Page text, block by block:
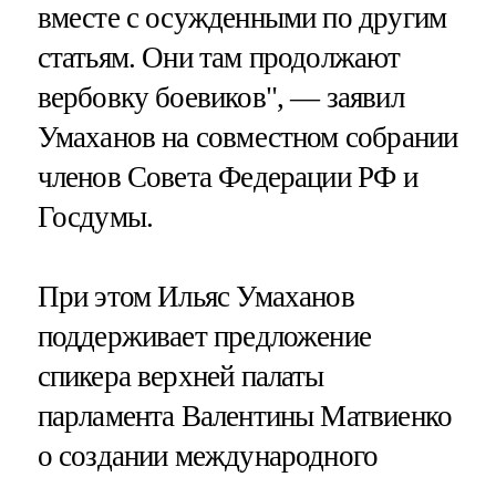
вместе с осужденными по другим
статьям. Они там продолжают
вербовку боевиков", — заявил
Умаханов на совместном собрании
членов Совета Федерации РФ и
Госдумы.
При этом Ильяс Умаханов
поддерживает предложение
спикера верхней палаты
парламента Валентины Матвиенко
о создании международного